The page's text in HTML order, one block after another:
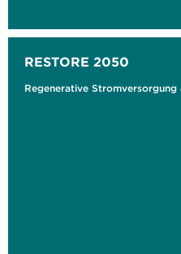
RESTORE 2050
Regenerative